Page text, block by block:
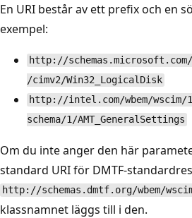
En URI består av ett prefix och en
exempel:
http://schemas.microsoft.com/
/cimv2/Win32_LogicalDisk
http://intel.com/wbem/wscim/
schema/1/AMT_GeneralSettings
Om du inte anger den här
standard URI för DMTF-
http://schemas.dmtf.org/wbem/
klassnamnet läggs till i den.